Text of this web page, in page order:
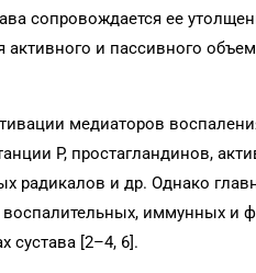
сопровождается ее
и пассивного
медиаторов
Р, простагландинов,
радикалов и др. Однако
иммунных и
сустава [2–4, 6].